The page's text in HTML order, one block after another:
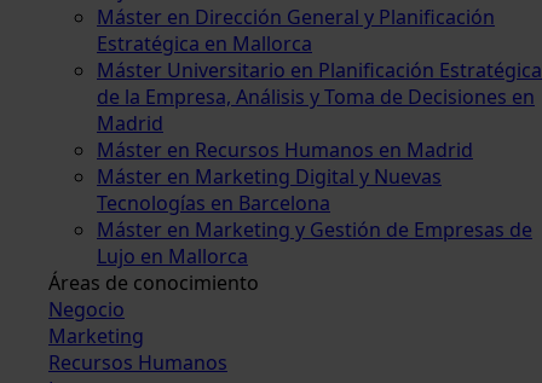
Máster en Dirección General y Planificación
Estratégica en Mallorca
Máster Universitario en Planificación Estratégica
de la Empresa, Análisis y Toma de Decisiones en
Madrid
Máster en Recursos Humanos en Madrid
Máster en Marketing Digital y Nuevas
Tecnologías en Barcelona
Máster en Marketing y Gestión de Empresas de
Lujo en Mallorca
Áreas de conocimiento
Negocio
Marketing
Recursos Humanos